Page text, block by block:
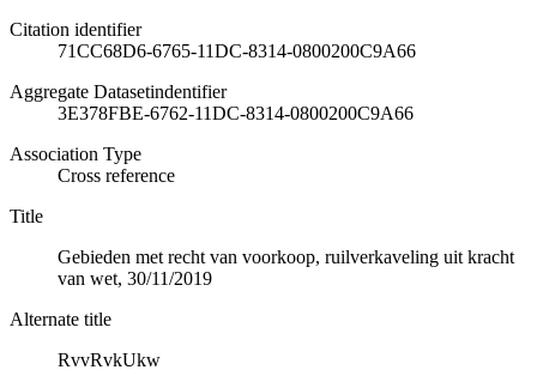
Citation identifier
71CC68D6-6765-11DC-8314-0800200C9A66
Aggregate Datasetindentifier
3E378FBE-6762-11DC-8314-0800200C9A66
Association Type
Cross reference
Title
Gebieden met recht van voorkoop, ruilverkaveling uit kracht
van wet, 30/11/2019
Alternate title
RvvRvkUkw